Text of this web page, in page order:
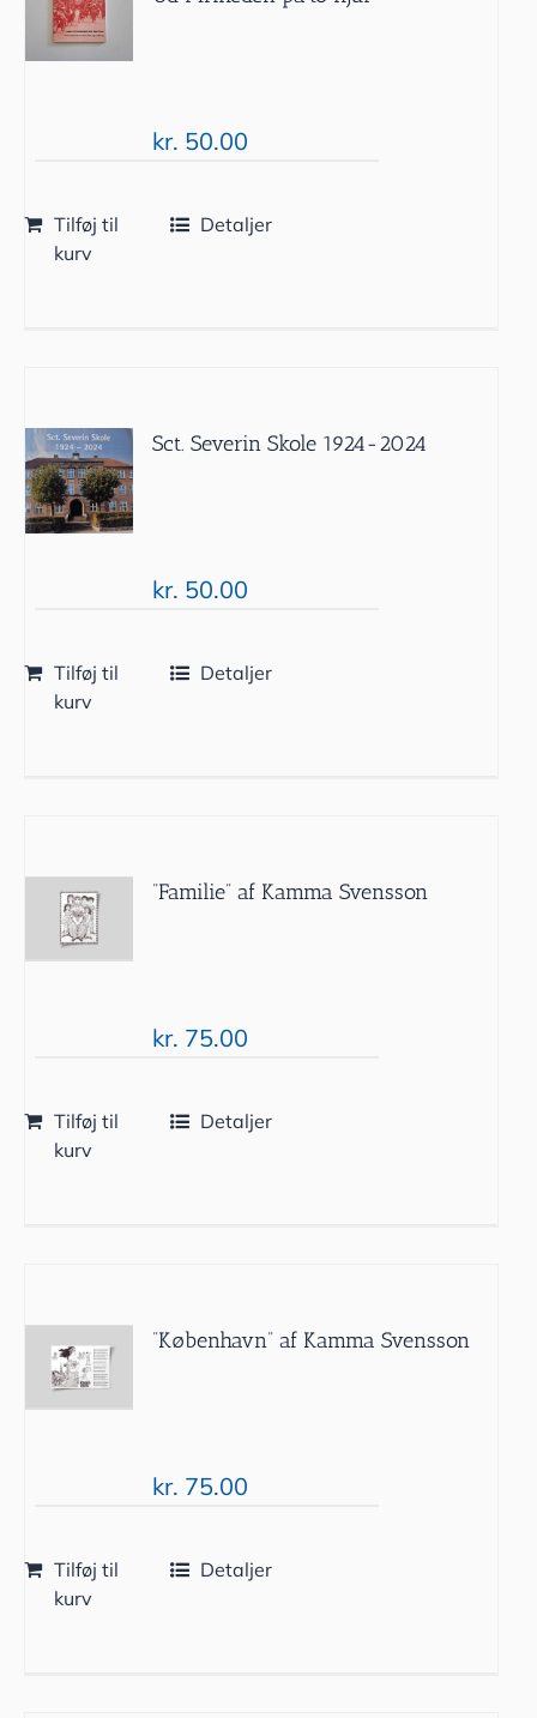
kr. 50.00
Tilføj til
kurv
Detaljer
Sct. Severin Skole 1924-2024
kr. 50.00
Tilføj til
kurv
Detaljer
”Familie” af Kamma Svensson
kr. 75.00
Tilføj til
kurv
Detaljer
”København” af Kamma Svensson
kr. 75.00
Tilføj til
kurv
Detaljer